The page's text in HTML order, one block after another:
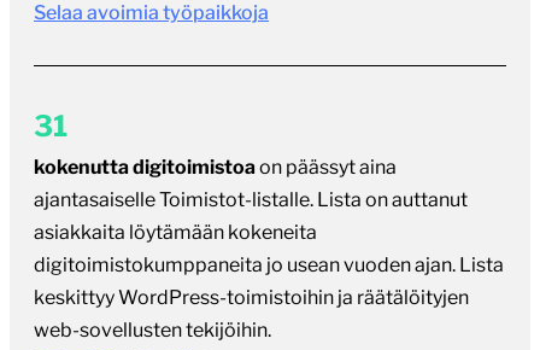
Selaa avoimia työpaikkoja
31
kokenutta digitoimistoaon päässyt aina
ajantasaiselle Toimistot-listalle. Lista on auttanut
asiakkaita löytämään kokeneita
digitoimistokumppaneita jo usean vuoden ajan. Lista
keskittyy WordPress-toimistoihin ja räätälöityjen
web-sovellusten tekijöihin.